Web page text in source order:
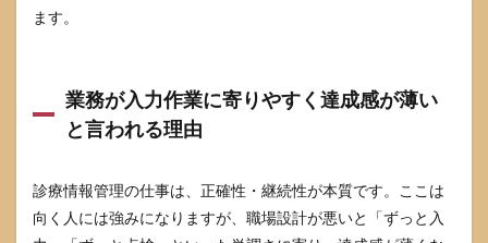
4
ート
と勉
強計
4.1
日本
病院
ます。
業務が入力作業に寄りやすく達成感が薄い
と言われる理由
診療情報管理の仕事は、正確性・継続性が本質です。ここは
向く人には強みになりますが、職場設計が悪いと「ずっと入